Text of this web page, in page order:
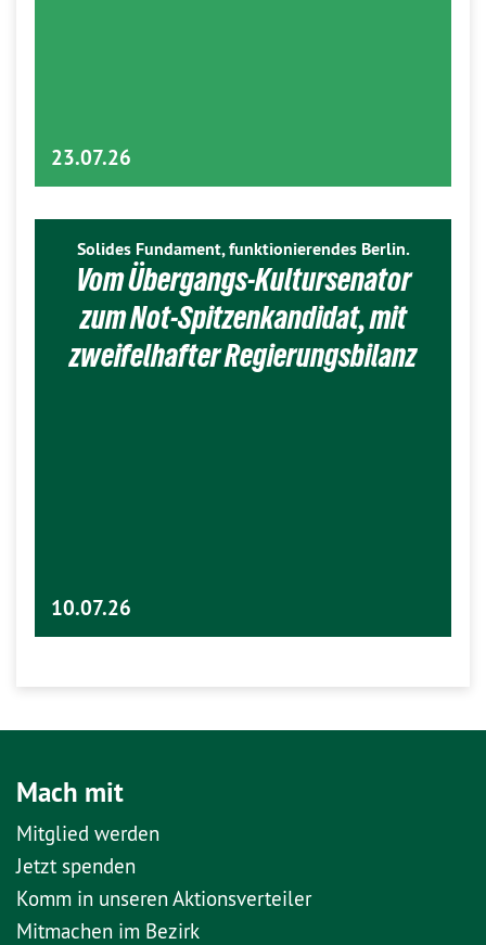
23.07.26
Solides Fundament, funktionierendes Berlin.
Vom Übergangs-Kultursenator
zum Not-Spitzenkandidat, mit
zweifelhafter Regierungsbilanz
10.07.26
Mach mit
Mitglied werden
Jetzt spenden
Komm in unseren Aktionsverteiler
Mitmachen im Bezirk